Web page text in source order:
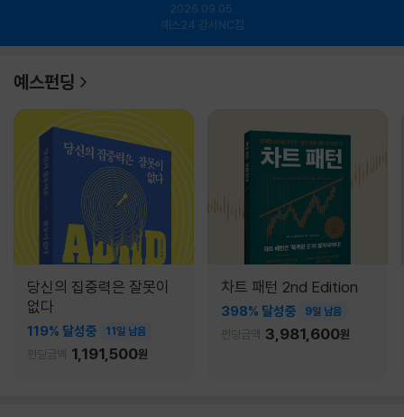
2026.09.05.
예스24 강서NC점
예스펀딩
당신의 집중력은 잘못이
없다
119% 달성중 11일 남음
펀딩금액 1,191,500원
차트 패턴 2nd Edition
398% 달성중 9일 남음
펀딩금액 3,981,600원